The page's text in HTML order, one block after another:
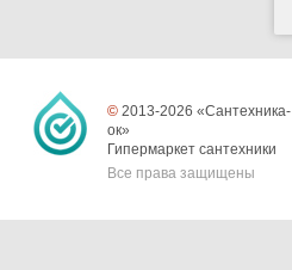
© 2013-2026 «Сантехника-
ок»
Гипермаркет сантехники
Все права защищены